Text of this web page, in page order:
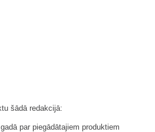
šādā redakcijā:
par piegādātajiem produktiem